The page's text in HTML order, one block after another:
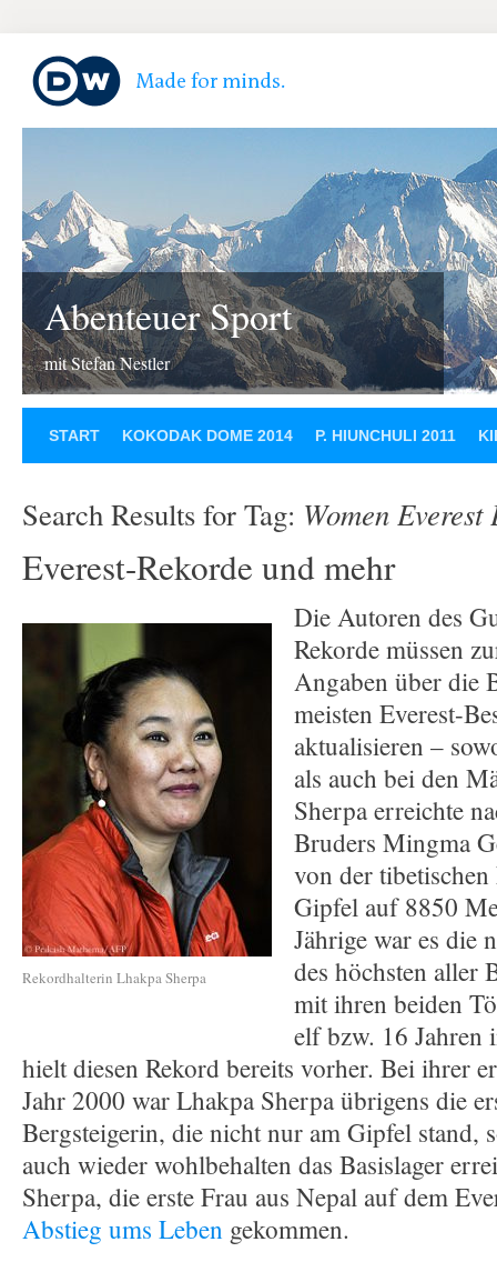
Abenteuer Sport
mit Stefan Nestler
START KOKODAK DOME 2014 P. HIUNCHULI 2011
Search Results for Tag: Women
Everest-Rekorde und mehr
Rekordhalterin Lhakpa Sherpa
Die Autoren des
Rekorde müssen
Angaben über die
meisten Everest-
aktualisieren –
als auch bei den
Sherpa erreichte
Bruders Mingma
von der
Gipfel auf 8850
Jährige war es die
des höchsten aller
mit ihren beiden
elf bzw. 16 Jahren
hielt diesen Rekord bereits vorher. Bei ihrer
Jahr 2000 war Lhakpa Sherpa übrigens die
Bergsteigerin, die nicht nur am Gipfel stand,
auch wieder wohlbehalten das Basislager
Sherpa, die erste Frau aus Nepal auf dem
Abstieg ums Leben gekommen.